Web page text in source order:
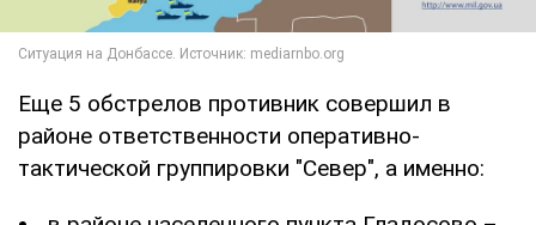
Еще 5 обстрелов противник совершил в
районе ответственности оперативно-
тактической группировки "Север", а именно: